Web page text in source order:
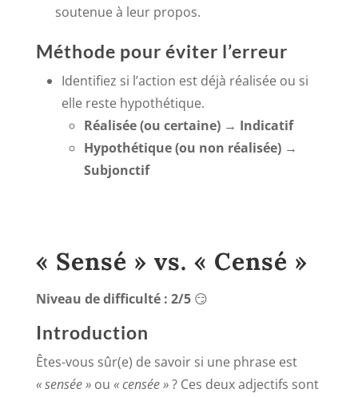
soutenue à leur propos.
Méthode pour éviter l’erreur
Identifiez si l’action est déjà réalisée ou si
elle reste hypothétique.
Réalisée (ou certaine) → Indicatif
Hypothétique (ou non réalisée) →
Subjonctif
« Sensé » vs. « Censé »
Niveau de difficulté : 2/5😏
Introduction
Êtes-vous sûr(e) de savoir si une phrase est
« sensée »ou « censée »? Ces deux adjectifs sont